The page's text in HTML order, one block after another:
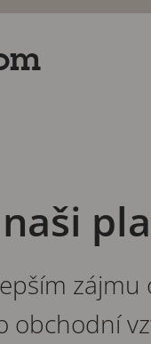
obchodní